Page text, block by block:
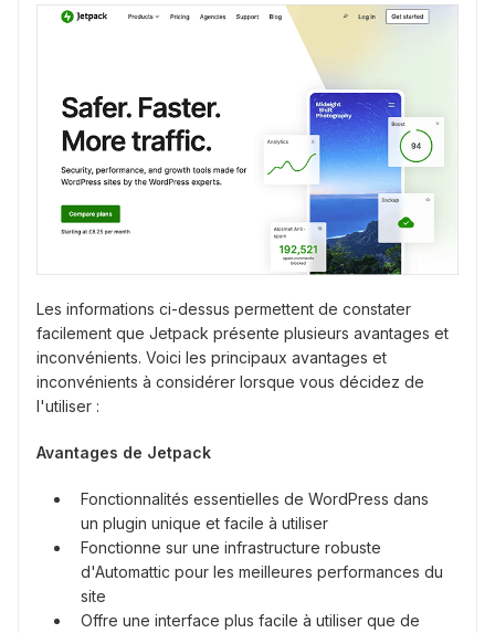
Les informations ci-dessus permettent de constater
facilement que Jetpack présente plusieurs avantages et
inconvénients. Voici les principaux avantages et
inconvénients à considérer lorsque vous décidez de
l'utiliser :
Avantages de Jetpack
Fonctionnalités essentielles de WordPress dans
un plugin unique et facile à utiliser
Fonctionne sur une infrastructure robuste
d'Automattic pour les meilleures performances du
site
Offre une interface plus facile à utiliser que de